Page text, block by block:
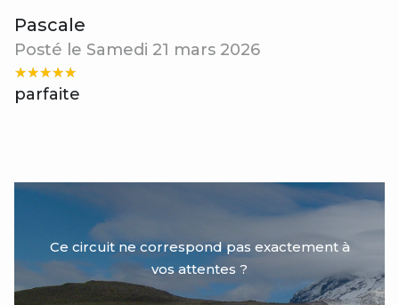
Pascale
Posté le Samedi 21 mars 2026
parfaite
Ce circuit ne correspond pas exactement à
vos attentes ?